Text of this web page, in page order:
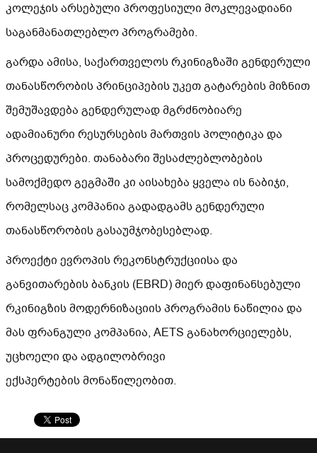
კოლეჯის არსებული პროფესიული მოკლევადიანი
საგანმანათლებლო პროგრამები.
გარდა ამისა, საქართველოს რკინიგზაში გენდერული
თანასწორობის პრინციპების უკეთ გატარების მიზნით
შემუშავდება გენდერულად მგრძნობიარე
ადამიანური რესურსების მართვის პოლიტიკა და
პროცედურები. თანაბარი შესაძლებლობების
სამოქმედო გეგმაში კი აისახება ყველა ის ნაბიჯი,
რომელსაც კომპანია გადადგამს გენდერული
თანასწორობის გასაუმჯობესებლად.
პროექტი ევროპის რეკონსტრუქციისა და
განვითარების ბანკის (EBRD) მიერ დაფინანსებული
რკინიგზის მოდერნიზაციის პროგრამის ნაწილია და
მას ფრანგული კომპანია, AETS განახორციელებს,
უცხოელი და ადგილობრივი
ექსპერტების მონაწილეობით.